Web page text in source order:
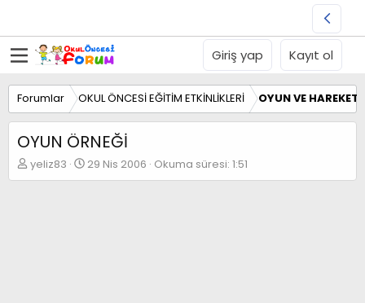
Giriş yap Kayıt ol
Forumlar OKUL ÖNCESİ EĞİTİM ETKİNLİKLERİ OYUN VE HAREKET
OYUN ÖRNEĞİ
K
o
yeliz83
B
a
29 Nis 2006 Okuma süresi: 1:51